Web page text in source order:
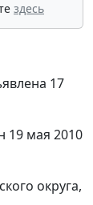
здесь
17
19 мая 2010
округа,